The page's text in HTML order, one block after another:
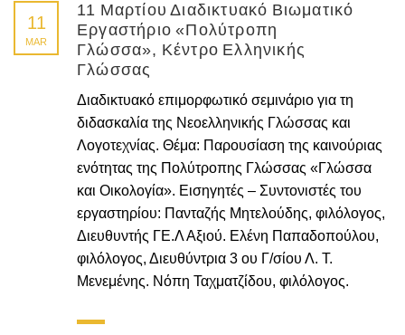
11
MAR
11 Μαρτίου Διαδικτυακό Βιωματικό
Εργαστήριο «Πολύτροπη
Γλώσσα», Κέντρο Ελληνικής
Γλώσσας
Διαδικτυακό επιμορφωτικό σεμινάριο για τη
διδασκαλία της Νεοελληνικής Γλώσσας και
Λογοτεχνίας. Θέμα: Παρουσίαση της καινούριας
ενότητας της Πολύτροπης Γλώσσας «Γλώσσα
και Οικολογία». Εισηγητές – Συντονιστές του
εργαστηρίου: Πανταζής Μητελούδης, φιλόλογος,
Διευθυντής ΓΕ.Λ Αξιού. Ελένη Παπαδοπούλου,
φιλόλογος, Διευθύντρια 3 ου Γ/σίου Λ. Τ.
Μενεμένης. Νόπη Ταχματζίδου, φιλόλογος.